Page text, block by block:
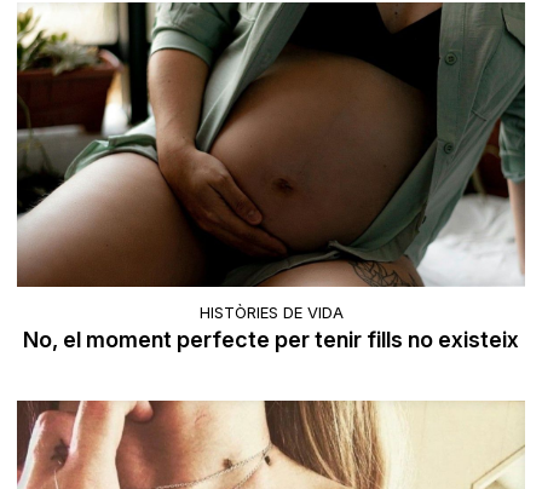
HISTÒRIES DE VIDA
No, el moment perfecte per tenir fills no existeix